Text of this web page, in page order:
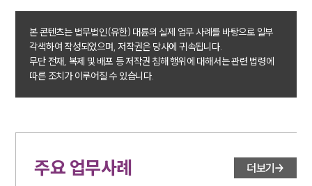
이혼 주요 업무사례
사례분석/최신동향
이혼 법률정보
법률지식인
이혼소송·상담후기
이혼 양육비계산기
본 콘텐츠는 법무법인(유한) 대륜의 실제 업무 사례를 바탕으로 일부
각색하여 작성되었으며, 저작권은 당사에 귀속됩니다.
무단 전재, 복제 및 배포 등 저작권 침해 행위에 대해서는 관련 법령에
따른 조치가 이루어질 수 있습니다.
주요 업무사례 더보기